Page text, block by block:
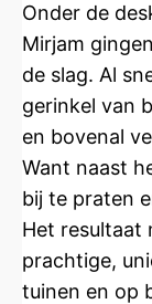
Onder de
Mirjam
de slag. Al
gerinkel van
en bovenal
Want naast
bij te praten
Het resultaat
prachtige,
tuinen en op